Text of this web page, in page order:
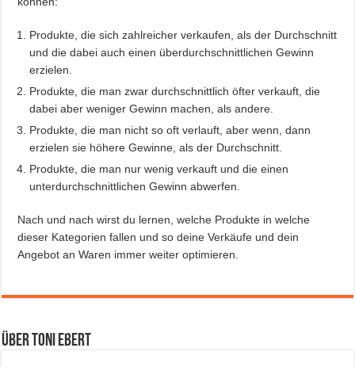
Produkte, die sich zahlreicher verkaufen, als der Durchschnitt
und die dabei auch einen überdurchschnittlichen Gewinn
erzielen.
Produkte, die man zwar durchschnittlich öfter verkauft, die
dabei aber weniger Gewinn machen, als andere.
Produkte, die man nicht so oft verlauft, aber wenn, dann
erzielen sie höhere Gewinne, als der Durchschnitt.
Produkte, die man nur wenig verkauft und die einen
unterdurchschnittlichen Gewinn abwerfen.
Nach und nach wirst du lernen, welche Produkte in welche
dieser Kategorien fallen und so deine Verkäufe und dein
Angebot an Waren immer weiter optimieren.
Über Toni Ebert